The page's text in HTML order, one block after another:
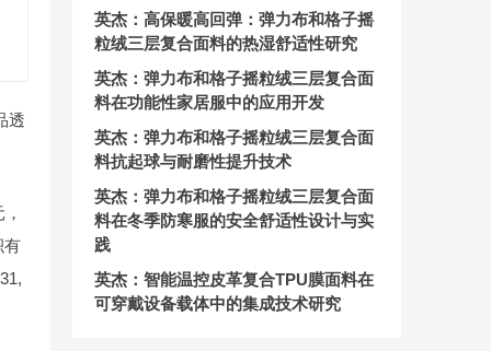
透
有
英杰：高保暖高回弹：弹力布和格子摇
粒绒三层复合面料的热湿舒适性研究
英杰：弹力布和格子摇粒绒三层复合面
料在功能性家居服中的应用开发
英杰：弹力布和格子摇粒绒三层复合面
料抗起球与耐磨性提升技术
英杰：弹力布和格子摇粒绒三层复合面
料在冬季防寒服的安全舒适性设计与实
践
英杰：智能温控皮革复合TPU膜面料在
可穿戴设备载体中的集成技术研究